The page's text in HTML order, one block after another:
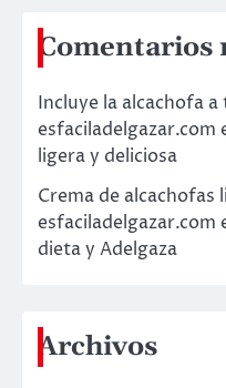
Comentarios
Incluye la alcachofa
esfaciladelgazar.com
ligera y deliciosa
Crema de alcachofas
esfaciladelgazar.com
dieta y Adelgaza
Archivos